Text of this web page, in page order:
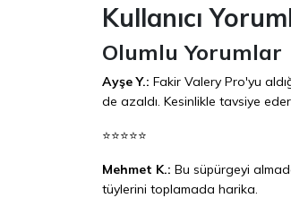
Kullanıcı
Olumlu Yorumlar
Ayşe Y.: Fakir Valery Pro'yu
de azaldı. Kesinlikle tavsiye
⭐⭐⭐⭐⭐
Mehmet K.: Bu süpürgeyi
tüylerini toplamada harika.